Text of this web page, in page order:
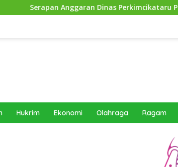
Dinas Perkimcikataru Paling Buruk, Plh
Hukrim Ekonomi Olahraga Ragam